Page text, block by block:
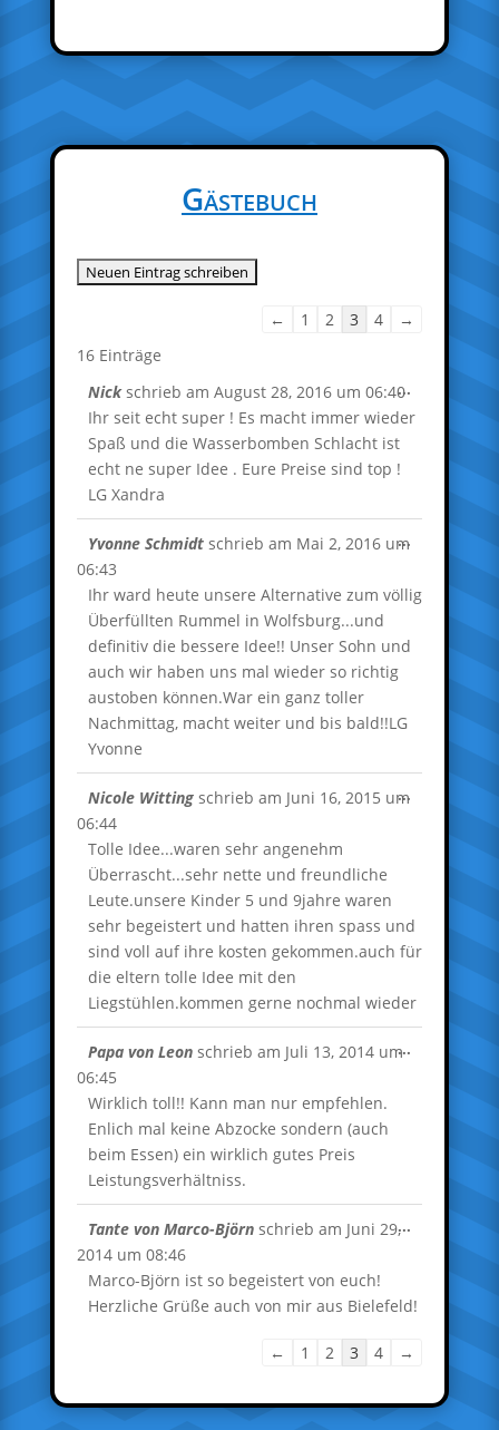
Gästebuch
Navigation
← 1 2 3 4
→
16 Einträge
Nick schrieb am August 28, 2016 um 06:40
Ihr seit echt super ! Es macht immer wieder
Spaß und die Wasserbomben Schlacht ist
echt ne super Idee . Eure Preise sind top !
LG Xandra
...
ein-/
Yvonne Schmidt schrieb am Mai 2, 2016 um
06:43
Ihr ward heute unsere Alternative zum völlig
Überfüllten Rummel in Wolfsburg...und
definitiv die bessere Idee!! Unser Sohn und
auch wir haben uns mal wieder so richtig
austoben können.War ein ganz toller
Nachmittag, macht weiter und bis bald!!LG
Yvonne
...
Nicole Witting schrieb am Juni 16, 2015 um
06:44
Tolle Idee...waren sehr angenehm
Überrascht...sehr nette und freundliche
Leute.unsere Kinder 5 und 9jahre waren
sehr begeistert und hatten ihren spass und
sind voll auf ihre kosten gekommen.auch für
die eltern tolle Idee mit den
Liegstühlen.kommen gerne nochmal wieder
...
Papa von Leon schrieb am Juli 13, 2014 um
06:45
Wirklich toll!! Kann man nur empfehlen.
Enlich mal keine Abzocke sondern (auch
beim Essen) ein wirklich gutes Preis
Leistungsverhältniss.
...
Tante von Marco-Björn schrieb am Juni 29,
2014 um 08:46
Marco-Björn ist so begeistert von euch!
Herzliche Grüße auch von mir aus Bielefeld!
...
Navigation
Gästebuchliste
← 1 2 3 4 →